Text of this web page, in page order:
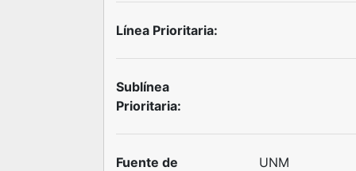
Línea Prioritaria:
Sublínea
Prioritaria:
Fuente de
UNM